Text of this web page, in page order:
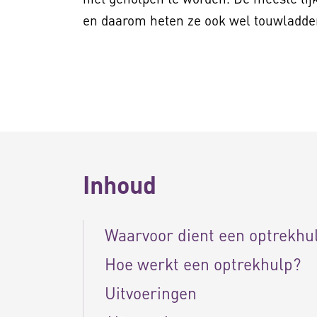
en daarom heten ze ook wel
Inhoud
Waarvoor dient een
Hoe werkt een optrekhulp?
Uitvoeringen